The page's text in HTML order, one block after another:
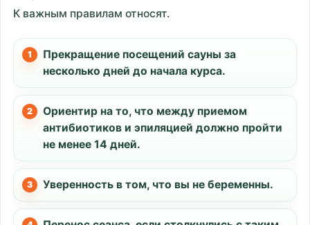
К важным правилам относят.
Прекращение посещений сауны за
несколько дней до начала курса.
Ориентир на то, что между приемом
антибиотиков и эпиляцией должно пройти
не менее 14 дней.
Уверенность в том, что вы не беременны.